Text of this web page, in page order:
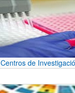
Centros de